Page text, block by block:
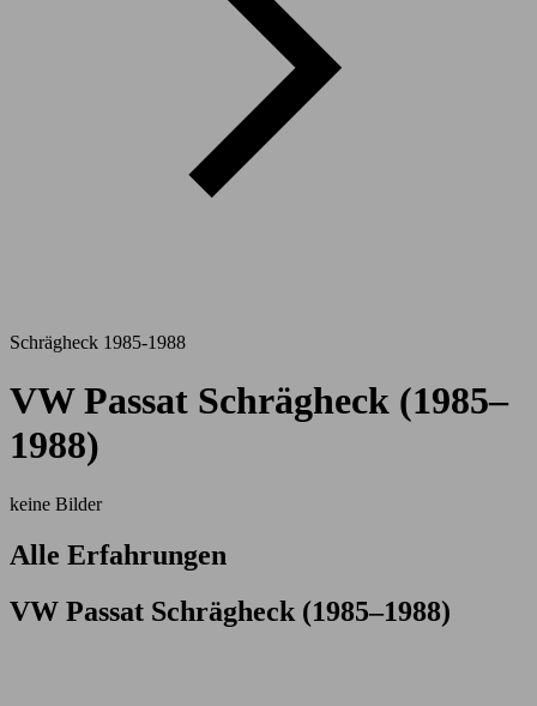
Schrägheck 1985-1988
VW Passat Schrägheck (1985–
1988)
keine Bilder
Alle Erfahrungen
VW Passat Schrägheck (1985–1988)